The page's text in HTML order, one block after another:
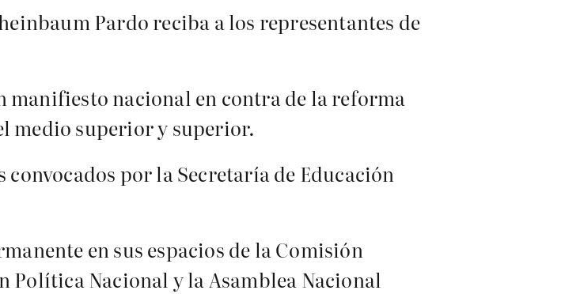
Pardo reciba a los representantes de
manifiesto nacional en contra de la reforma
medio superior y superior.
por la Secretaría de Educación
en sus espacios de la Comisión
Nacional y la Asamblea Nacional